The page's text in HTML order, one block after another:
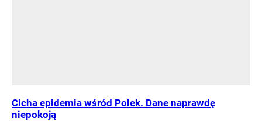
Cicha epidemia wśród Polek. Dane naprawdę
niepokoją